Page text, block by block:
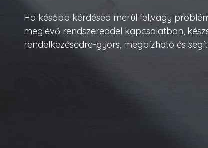
Ha később kérdésed merül fel,vagy
meglévő rendszereddel kapcsolatban,
rendelkezésedre-gyors, megbízható és